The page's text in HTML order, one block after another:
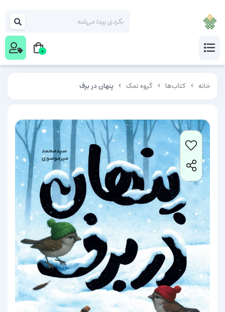
خانه کتاب‌ها گروه نمک پنهان در برف
0